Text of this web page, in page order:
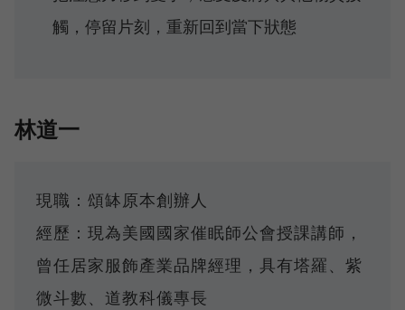
觸，停留片刻，重新回到當下狀態
林道一
現職：頌缽原本創辦人
經歷：現為美國國家催眠師公會授課講師，
曾任居家服飾產業品牌經理，具有塔羅、紫
微斗數、道教科儀專長